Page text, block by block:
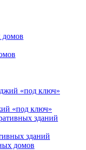
«под ключ»
зданий